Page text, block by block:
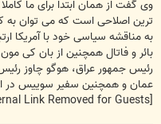
وی گفت از همان ابتدا برای ما
ترین اصلاحی است که می توان به
به مناقشه سیاسی خود با آمریکا
بائر و فاتال همچنین از بان کی
رئیس جمهور عراق، هوگو چاوز
عمان و همچنین سفیر سوییس در